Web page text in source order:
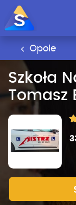
Opole
Szkoła
Tomasz